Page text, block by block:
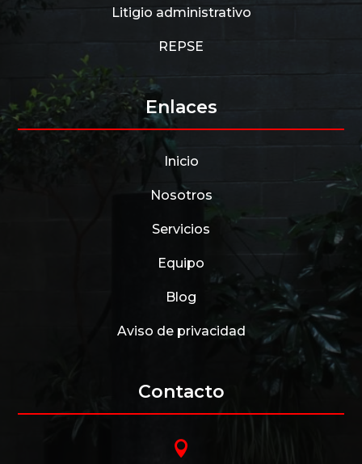
Litigio administrativo
REPSE
Enlaces
Inicio
Nosotros
Servicios
Equipo
Blog
Aviso de privacidad
Contacto
